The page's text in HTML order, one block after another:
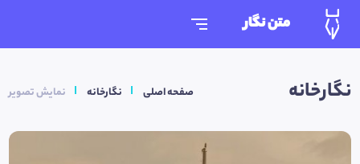
متن نگار
نگارخانه صفحه اصلی نگارخانه نمایش تصویر